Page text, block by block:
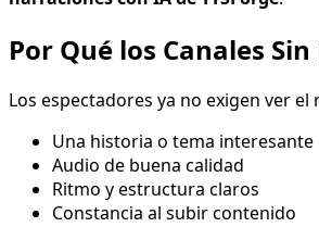
Por Qué los Canales
Los espectadores ya no exigen ver
Una historia o tema interesante
Audio de buena calidad
Ritmo y estructura claros
Constancia al subir contenido